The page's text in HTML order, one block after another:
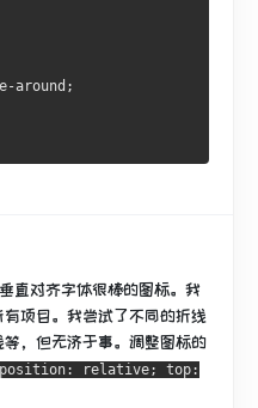
around;
对齐字体很棒的图标。 我
项目。 我尝试了不同的折线
，但无济于事。 调整图标的
position: relative; top: